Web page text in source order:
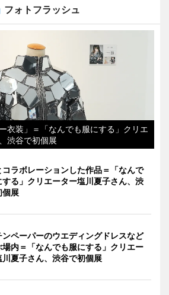
フォトフラッシュ
衣装」＝「なんでも服にする」クリエ
渋谷で初個展
コラボレーションした作品＝「なんで
する」クリエーター塩川夏子さん、渋
個展
ンペーパーのウエディングドレスなど
場内＝「なんでも服にする」クリエー
川夏子さん、渋谷で初個展